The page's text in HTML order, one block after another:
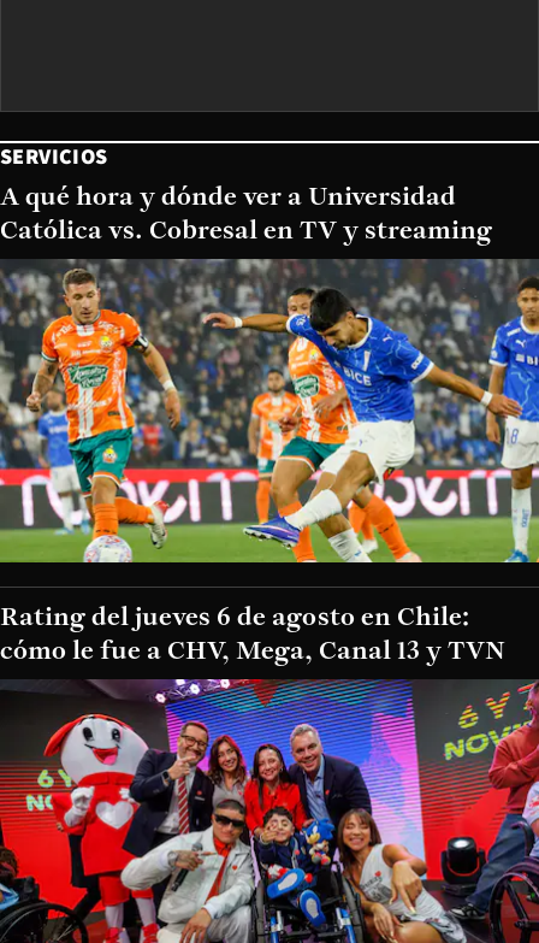
SERVICIOS
A qué hora y dónde ver a Universidad
Católica vs. Cobresal en TV y streaming
Rating del jueves 6 de agosto en Chile:
cómo le fue a CHV, Mega, Canal 13 y TVN